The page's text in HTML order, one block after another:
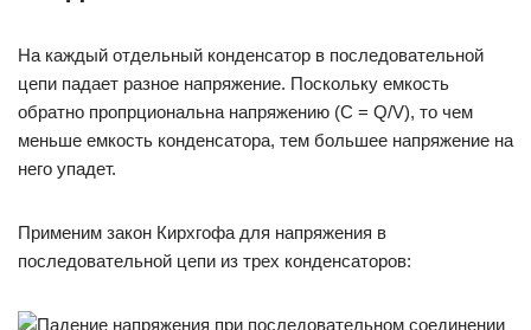
На каждый отдельный конденсатор в последовательной
цепи падает разное напряжение. Поскольку емкость
обратно пропрциональна напряжению (С = Q/V), то чем
меньше емкость конденсатора, тем большее напряжение на
него упадет.
Применим закон Кирхгофа для напряжения в
последовательной цепи из трех конденсаторов: